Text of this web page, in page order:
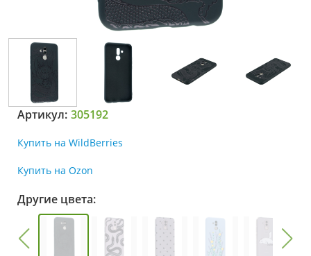
Артикул: 305192
Купить на WildBerries
Купить на Ozon
Другие цвета: